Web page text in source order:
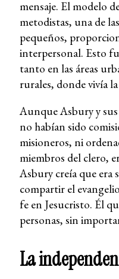
mensaje. El modelo
metodistas, una de
pequeños,
interpersonal. Esto
tanto en las áreas
rurales, donde vivía
Aunque Asbury y
no habían sido
misioneros, ni
miembros del clero,
Asbury creía que era
compartir el
fe en Jesucristo. Él
personas, sin
La